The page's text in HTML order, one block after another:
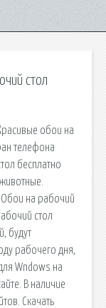
стол
обои на
телефона
бесплатно
на рабочий
стол
будут
рабочего дня,
Wndows на
В наличие
Скачать